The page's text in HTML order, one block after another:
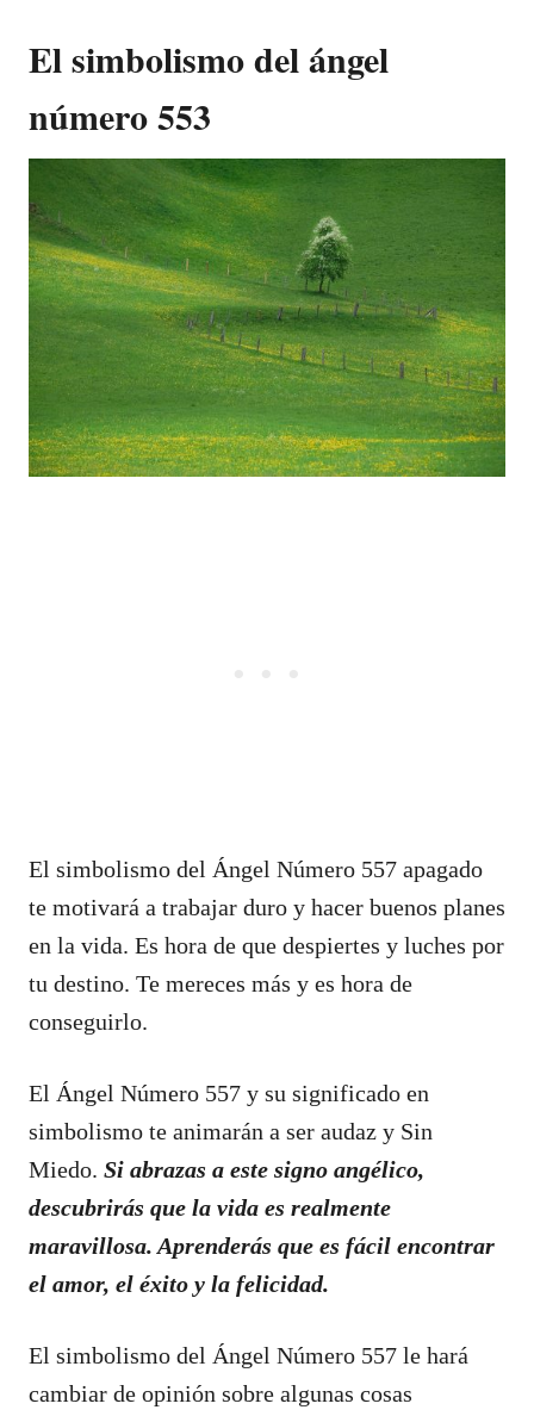
El simbolismo del ángel
número 553
El simbolismo del Ángel Número 557 apagado
te motivará a trabajar duro y hacer buenos planes
en la vida. Es hora de que despiertes y luches por
tu destino. Te mereces más y es hora de
conseguirlo.
El Ángel Número 557 y su significado en
simbolismo te animarán a ser audaz y Sin
Miedo. Si abrazas a este signo angélico,
descubrirás que la vida es realmente
maravillosa. Aprenderás que es fácil encontrar
el amor, el éxito y la felicidad.
El simbolismo del Ángel Número 557 le hará
cambiar de opinión sobre algunas cosas